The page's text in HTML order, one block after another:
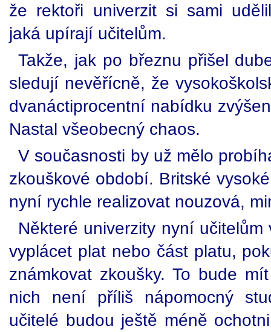
že rektoři univerzit si sami
jaká upírají učitelům.
Takže, jak po březnu přišel
sledují nevěřícně, že
dvanáctiprocentní nabídku
Nastal všeobecný chaos.
V současnosti by už mělo
zkouškové období. Britské
nyní rychle realizovat nouzová,
Některé univerzity nyní
vyplácet plat nebo část platu,
známkovat zkoušky. To bude
nich není příliš nápomocný
učitelé budou ještě méně